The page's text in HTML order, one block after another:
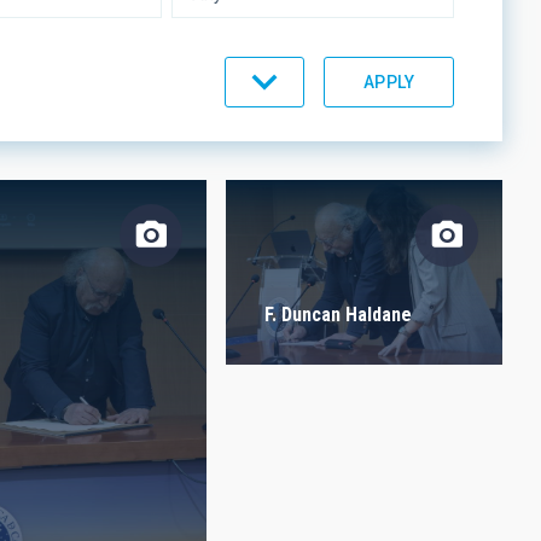
F. Duncan Haldane